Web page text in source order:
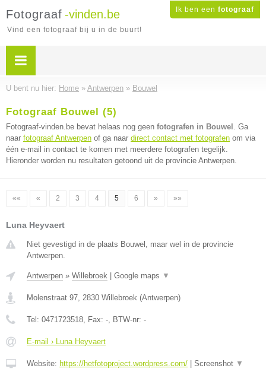
Ik ben een fotograaf
Fotograaf -vinden.be
Vind een fotograaf bij u in de buurt!
U bent nu hier: Home » Antwerpen » Bouwel
Fotograaf Bouwel (5)
Fotograaf-vinden.be bevat helaas nog geen fotografen in Bouwel . Ga
naar fotograaf Antwerpen of ga naar direct contact met fotografen om via
één e-mail in contact te komen met meerdere fotografen tegelijk.
Hieronder worden nu resultaten getoond uit de provincie Antwerpen.
«« « 2 3 4 5 6 » »»
Luna Heyvaert
Niet gevestigd in de plaats Bouwel, maar wel in de provincie
Antwerpen.
Antwerpen » Willebroek Google maps ▼
Molenstraat 97, 2830 Willebroek (Antwerpen)
Tel: 0471723518, Fax: -, BTW-nr: -
E-mail › Luna Heyvaert
Website: https://hetfotoproject.wordpress.com/ Screenshot ▼